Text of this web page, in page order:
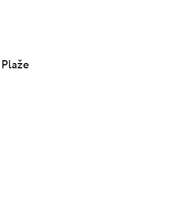
Plaže